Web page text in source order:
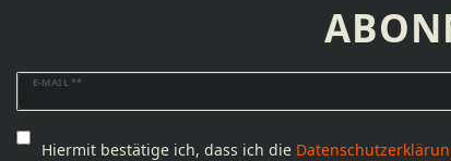
E-MAIL **
Newsletter
Honig
Hiermit bestätige ich, dass ich die